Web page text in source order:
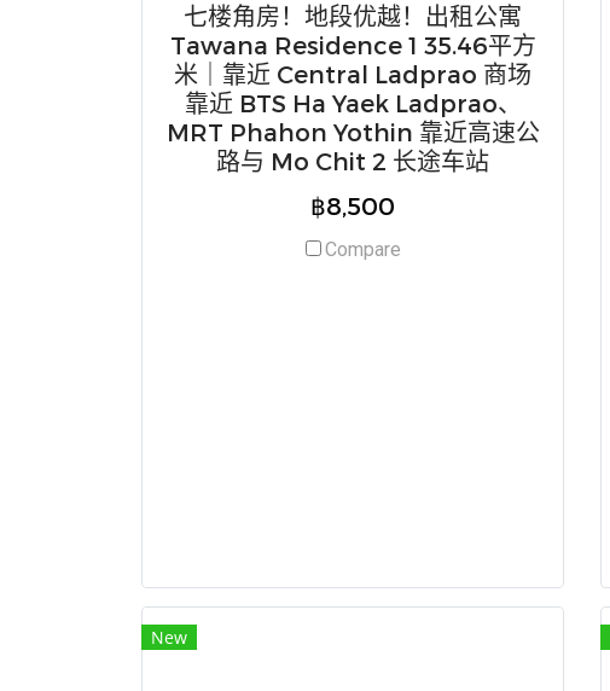
七楼角房！地段优越！出租公寓
Tawana Residence 1 35.46平方
米｜靠近 Central Ladprao 商场
靠近 BTS Ha Yaek Ladprao、
MRT Phahon Yothin 靠近高速公
路与 Mo Chit 2 长途车站
฿8,500
Compare
New